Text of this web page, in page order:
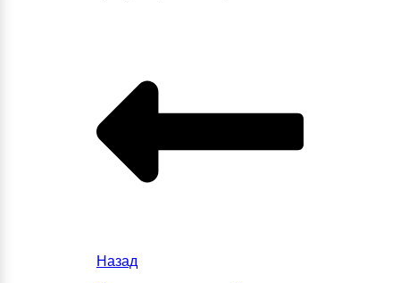
Назад